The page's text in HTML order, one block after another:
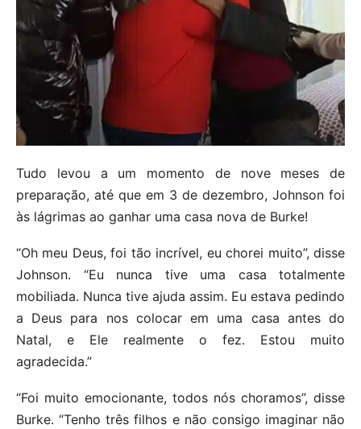
Tudo levou a um momento de nove meses de
preparação, até que em 3 de dezembro, Johnson foi
às lágrimas ao ganhar uma casa nova de Burke!
“Oh meu Deus, foi tão incrível, eu chorei muito”, disse
Johnson. “Eu nunca tive uma casa totalmente
mobiliada. Nunca tive ajuda assim. Eu estava pedindo
a Deus para nos colocar em uma casa antes do
Natal, e Ele realmente o fez. Estou muito
agradecida.”
“Foi muito emocionante, todos nós choramos”, disse
Burke. “Tenho três filhos e não consigo imaginar não